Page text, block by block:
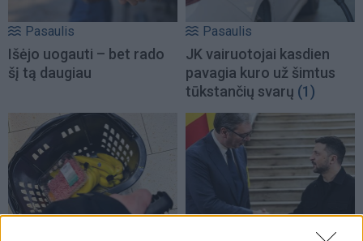
Pasaulis
Išėjo uogauti – bet rado
šį tą daugiau
Pasaulis
JK vairuotojai kasdien
pavagia kuro už šimtus
tūkstančių svarų (1)